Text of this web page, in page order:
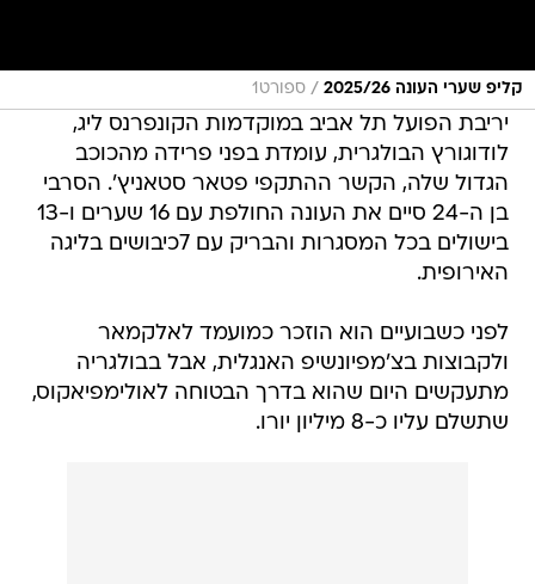
קליפ שערי העונה 2025/26 / ספורט1
יריבת הפועל תל אביב במוקדמות הקונפרנס ליג,
לודוגורץ הבולגרית, עומדת בפני פרידה מהכוכב
הגדול שלה, הקשר ההתקפי פטאר סטאניץ'. הסרבי
בן ה-24 סיים את העונה החולפת עם 16 שערים ו-13
בישולים בכל המסגרות והבריק עם 7כיבושים בליגה
האירופית.
לפני כשבועיים הוא הוזכר כמועמד לאלקמאר
ולקבוצות בצ'מפיונשיפ האנגלית, אבל בבולגריה
מתעקשים היום שהוא בדרך הבטוחה לאולימפיאקוס,
שתשלם עליו כ-8 מיליון יורו.